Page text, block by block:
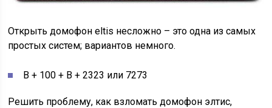
Открыть домофон eltis несложно – это одна из самых
простых систем; вариантов немного.
В + 100 + В + 2323 или 7273
Решить проблему, как взломать домофон элтис,